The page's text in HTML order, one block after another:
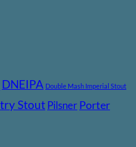
DNEIPA Double Mash Imperial Stout
Stout Pilsner Porter